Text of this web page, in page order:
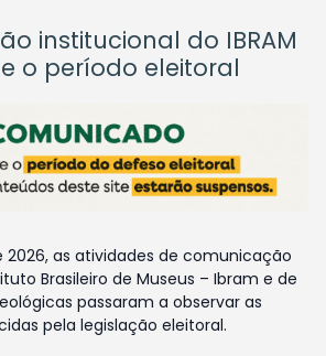
institucional do IBRAM
o período eleitoral
2026, as atividades de comunicação
Brasileiro de Museus – Ibram e de
passaram a observar as
pela legislação eleitoral.